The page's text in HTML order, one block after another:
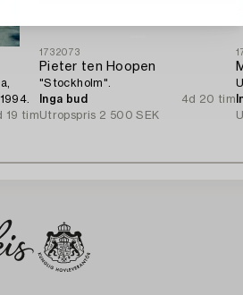
19 tim
1732073
Pieter ten Hoopen
"Stockholm".
Inga bud
4d 20 tim
Utropspris 2 500 SEK